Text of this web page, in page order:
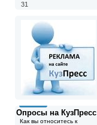
31
Опросы на КузПресс
Как вы относитесь к